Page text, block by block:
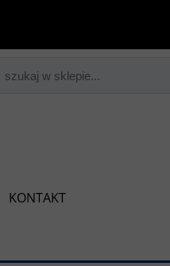
KONTAKT